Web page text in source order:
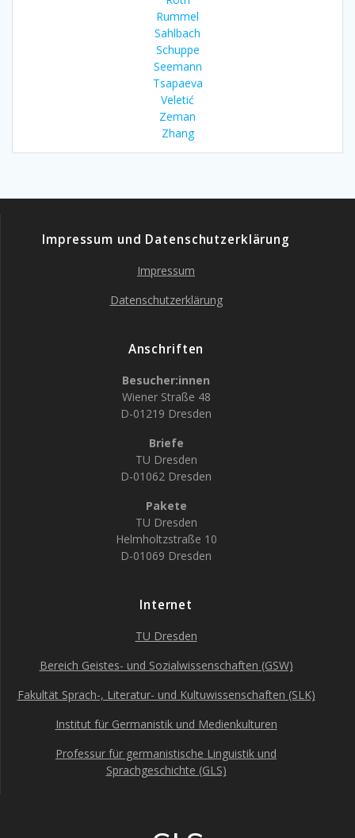
Rummel
Sahlbach
Schuppe
Seemann
Tsapaeva
Veletić
Zeman
Zhang
Impressum und Datenschutzerklärung
Impressum
Datenschutzerklärung
Anschriften
Besucher:innen
Wiener Straße 48
D-01219 Dresden
Briefe
TU Dresden
D-01062 Dresden
Pakete
TU Dresden
Helmholtzstraße 10
D-01069 Dresden
Internet
TU Dresden
Bereich Geistes- und Sozialwissenschaften (GSW)
Fakultät Sprach-, Literatur- und Kultuwissenschaften (SLK)
Institut für Germanistik und Medienkulturen
Professur für germanistische Linguistik und
Sprachgeschichte (GLS)